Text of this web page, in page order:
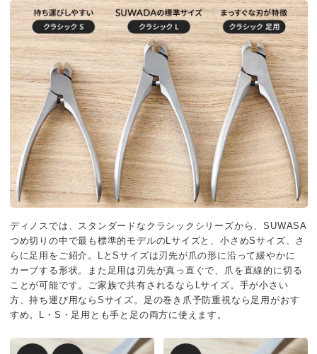
ディノスでは、スタンダードなクラシックシリーズから、SUWASA
つめ切りの中で最も標準的モデルのLサイズと、小さめSサイズ、さ
らに足用をご紹介。LとSサイズは刃先が爪の形に沿って緩やかに
カーブする形状。また足用は刃先が真っ直ぐで、爪を直線的に切る
ことが可能です。ご家族で共有されるならLサイズ。手が小さい
方、持ち運び用ならSサイズ。足の巻き爪予防重視なら足用がおす
すめ。L・S・足用とも手と足の両方に使えます。